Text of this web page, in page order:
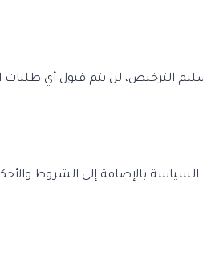
الترخيص، لن يتم قبول أي طلبات
بالإضافة إلى الشروط